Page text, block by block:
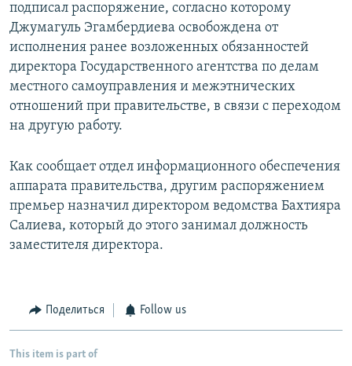
подписал распоряжение, согласно которому
Джумагуль Эгамбердиева освобождена от
исполнения ранее возложенных обязанностей
директора Государственного агентства по делам
местного самоуправления и межэтнических
отношений при правительстве, в связи с переходом
на другую работу.
Как сообщает отдел информационного обеспечения
аппарата правительства, другим распоряжением
премьер назначил директором ведомства Бахтияра
Салиева, который до этого занимал должность
заместителя директора.
Поделиться Follow us
This item is part of